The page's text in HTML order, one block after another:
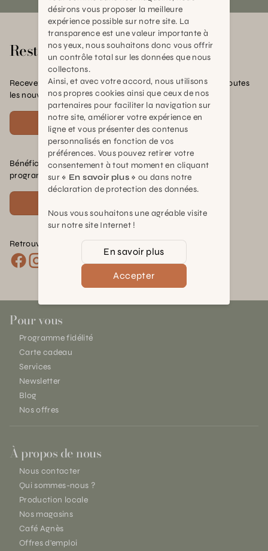
Rester en contact
Recevez nos offres exclusives, nos conseils pratiques et toutes
les nouvelles Schilliger
S'inscrire
Bénéficiez de nombreux avantages en rejoignant notre
programme de fidélité.
Retrouvez nous sur les réseaux :
Pour vous
Programme fidélité
Carte cadeau
Services
Newsletter
Blog
Nos offres
À propos de nous
Nous contacter
Qui sommes-nous ?
Production locale
Nos magasins
Café Agnès
Offres d'emploi
désirons vous proposer la meilleure
expérience possible sur notre site. La
transparence est une valeur importante à
nos yeux, nous souhaitons donc vous offrir
un contrôle total sur les données que nous
collectons.
Ainsi, et avec votre accord, nous utilisons
nos propres cookies ainsi que ceux de nos
partenaires pour faciliter la navigation sur
notre site, améliorer votre expérience en
ligne et vous présenter des contenus
personnalisés en fonction de vos
préférences. Vous pouvez retirer votre
consentement à tout moment en cliquant
sur « En savoir plus » ou dans notre
déclaration de protection des données.
Nous vous souhaitons une agréable visite
sur notre site Internet !
En savoir plus
Accepter